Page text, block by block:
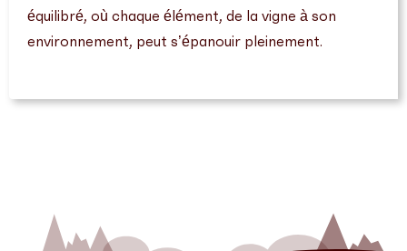
équilibré, où chaque élément, de la vigne à son
environnement, peut s’épanouir pleinement.